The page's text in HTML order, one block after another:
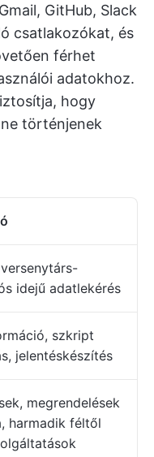
GitHub, Slack
csatlakozókat, és
férhet
adatokhoz.
hogy
történjenek
idejű adatlekérés
szkript
jelentéskészítés
megrendelések
harmadik féltől